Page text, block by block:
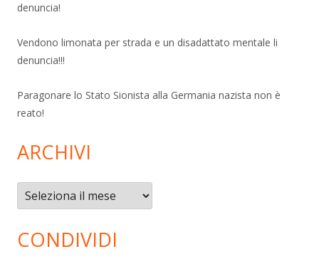
denuncia!
Vendono limonata per strada e un disadattato mentale li
denuncia!!!
Paragonare lo Stato Sionista alla Germania nazista non è
reato!
ARCHIVI
Archivi
CONDIVIDI